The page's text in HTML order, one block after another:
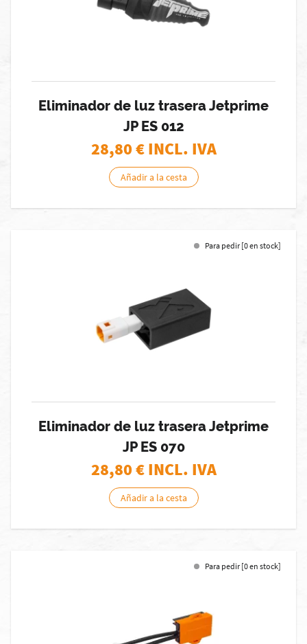
Eliminador de luz trasera Jetprime
JP ES 012
28,80€ INCL. IVA
Añadir a la cesta
Para pedir [0 en stock]
Eliminador de luz trasera Jetprime
JP ES 070
28,80€ INCL. IVA
Añadir a la cesta
Para pedir [0 en stock]